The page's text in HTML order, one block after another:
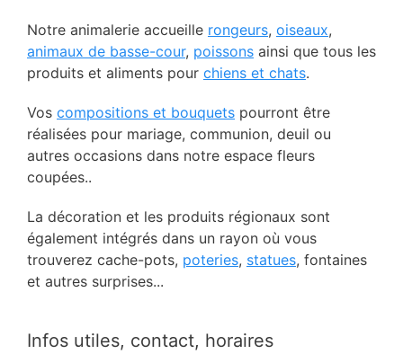
Notre animalerie accueille rongeurs, oiseaux,
animaux de basse-cour, poissons ainsi que tous les
produits et aliments pour chiens et chats.
Vos compositions et bouquets pourront être
réalisées pour mariage, communion, deuil ou
autres occasions dans notre espace fleurs
coupées..
La décoration et les produits régionaux sont
également intégrés dans un rayon où vous
trouverez cache-pots, poteries, statues, fontaines
et autres surprises...
Infos utiles, contact, horaires